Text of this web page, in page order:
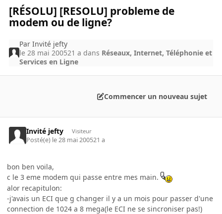
[RÉSOLU] [RESOLU] probleme de
modem ou de ligne?
ParInvité jefty
le 28 mai 200521 a dans Réseaux, Internet, Téléphonie et
Services en Ligne
Commencer un nouveau sujet
Invité jefty Visiteur
Posté(e) le 28 mai 200521 a
bon ben voila,
c le 3 eme modem qui passe entre mes main.
alor recapitulon:
-j'avais un ECI que g changer il y a un mois pour passer d'une
connection de 1024 a 8 mega(le ECI ne se sincroniser pas!)